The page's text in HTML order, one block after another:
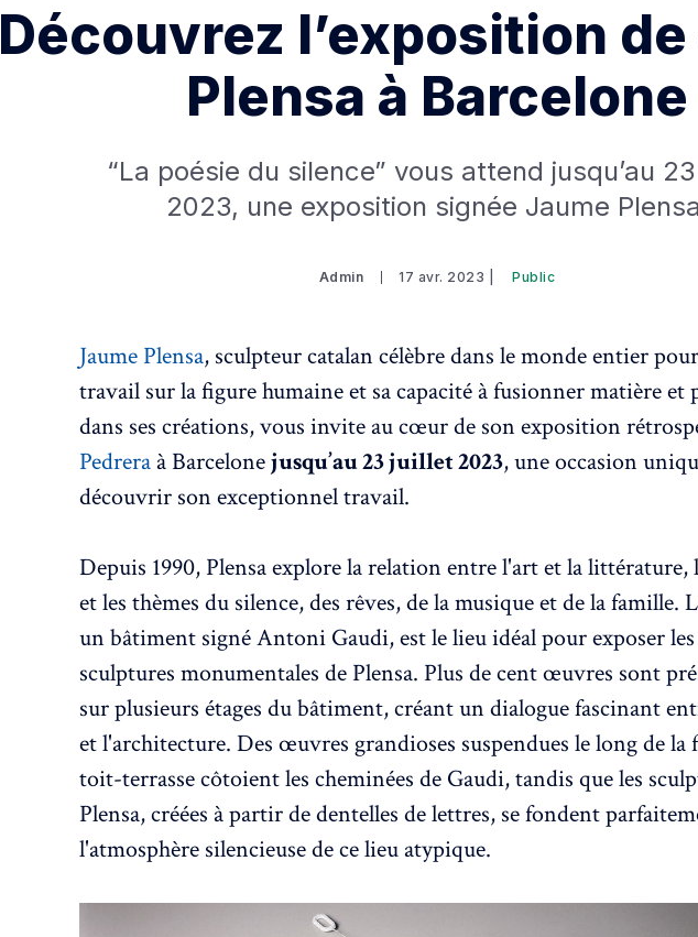
Découvrez l’exposition
Plensa à Barcelone
“La poésie du silence” vous attend jusqu’au
2023, une exposition signée Jaume
Admin 17 avr. 2023 | Public
Jaume Plensa, sculpteur catalan célèbre dans le monde entier
travail sur la figure humaine et sa capacité à fusionner matière et
dans ses créations, vous invite au cœur de son exposition
Pedrera à Barcelonejusqu’au 23 juillet 2023, une occasion
découvrir son exceptionnel travail.
Depuis 1990, Plensa explore la relation entre l'art et la littérature,
et les thèmes du silence, des rêves, de la musique et de la famille.
un bâtiment signé Antoni Gaudi, est le lieu idéal pour exposer les
sculptures monumentales de Plensa. Plus de cent œuvres sont
sur plusieurs étages du bâtiment, créant un dialogue fascinant
et l'architecture. Des œuvres grandioses suspendues le long de la
toit-terrasse côtoient les cheminées de Gaudi, tandis que les
Plensa, créées à partir de dentelles de lettres, se fondent
l'atmosphère silencieuse de ce lieu atypique.